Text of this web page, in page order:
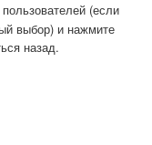
(если
выбор) и нажмите
назад.